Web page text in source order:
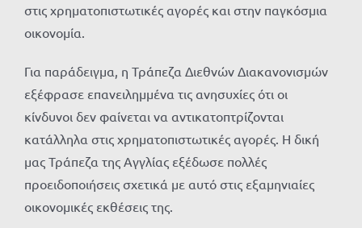
στις χρηματοπιστωτικές αγορές και στην παγκόσμια
οικονομία.
Για παράδειγμα, η Τράπεζα Διεθνών Διακανονισμών
εξέφρασε επανειλημμένα τις ανησυχίες ότι οι
κίνδυνοι δεν φαίνεται να αντικατοπτρίζονται
κατάλληλα στις χρηματοπιστωτικές αγορές. Η δική
μας Τράπεζα της Αγγλίας εξέδωσε πολλές
προειδοποιήσεις σχετικά με αυτό στις εξαμηνιαίες
οικονομικές εκθέσεις της.